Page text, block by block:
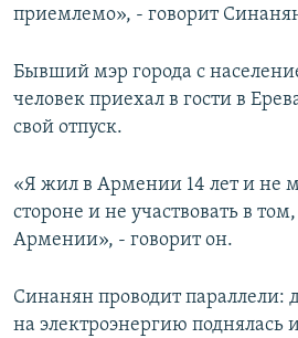
приемлемо», - говорит
Бывший мэр города с
человек приехал в гости в
свой отпуск.
«Я жил в Армении 14 лет и не
стороне и не участвовать в
Армении», - говорит он.
Синанян проводит параллели:
на электроэнергию поднялась